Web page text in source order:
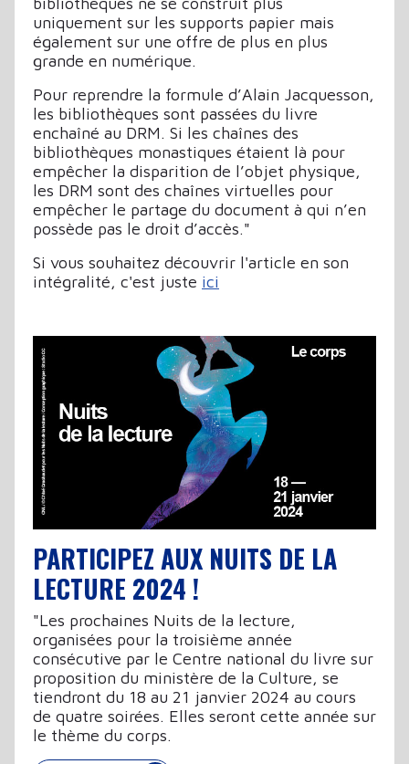
uniquement sur les supports papier mais
également sur une offre de plus en plus
grande en numérique.
Pour reprendre la formule d’Alain Jacquesson,
les bibliothèques sont passées du livre
enchaîné au DRM. Si les chaînes des
bibliothèques monastiques étaient là pour
empêcher la disparition de l’objet physique,
les DRM sont des chaînes virtuelles pour
empêcher le partage du document à qui n’en
possède pas le droit d’accès."
Si vous souhaitez découvrir l'article en son
intégralité, c'est juste ici
PARTICIPEZ AUX NUITS DE LA
LECTURE 2024 !
"Les prochaines Nuits de la lecture,
organisées pour la troisième année
consécutive par le Centre national du livre sur
proposition du ministère de la Culture, se
tiendront du 18 au 21 janvier 2024 au cours
de quatre soirées. Elles seront cette année sur
le thème du corps.